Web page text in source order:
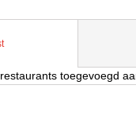
toegevoegd